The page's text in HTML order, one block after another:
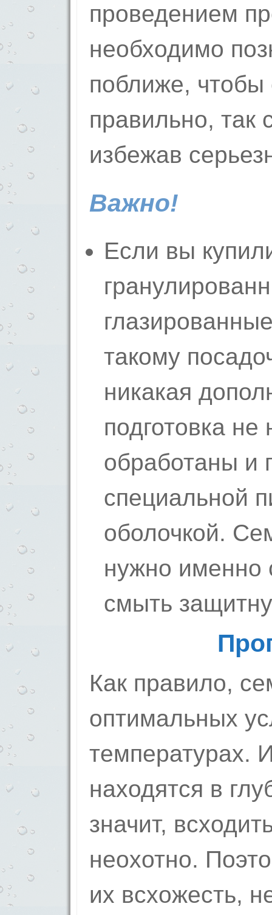
проведением
необходимо
поближе, чтобы
правильно, так
избежав
Важно!
Если вы
такому
никакая
подготовка
обработаны и
специальной
оболочкой.
нужно именно
смыть
Как правило,
оптимальных
температурах.
находятся в
значит,
неохотно.
их всхожесть,